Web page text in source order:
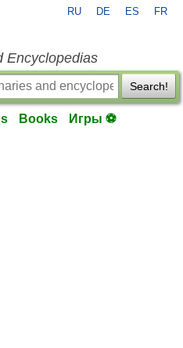
RU DE ES FR
Encyclopedias
Search!
Books Игры ⚽